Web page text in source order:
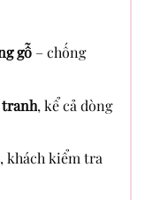
gỗ – chống
tranh, kể cả dòng
, khách kiểm tra